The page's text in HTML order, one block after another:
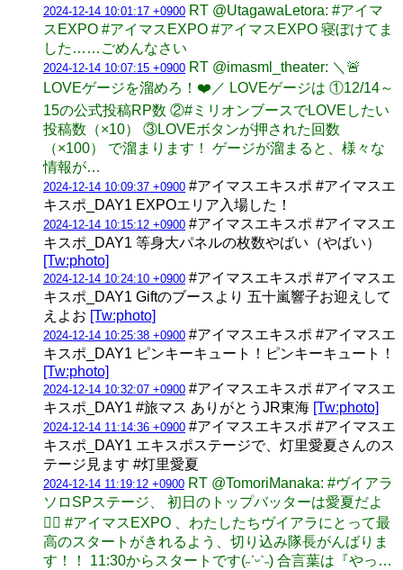
2024-12-14 10:01:17 +0900 RT @UtagawaLetora: #アイマ
スEXPO #アイマスEXPO #アイマスEXPO 寝ぼけてま
した……ごめんなさい
2024-12-14 10:07:15 +0900 RT @imasml_theater: ＼🚨
LOVEゲージを溜めろ！❤️／ LOVEゲージは ①12/14～
15の公式投稿RP数 ②#ミリオンブースでLOVEしたい
投稿数（×10） ③LOVEボタンが押された回数
（×100） で溜まります！ ゲージが溜まると、様々な
情報が…
2024-12-14 10:09:37 +0900 #アイマスエキスポ #アイマスエ
キスポ_DAY1 EXPOエリア入場した！
2024-12-14 10:15:12 +0900 #アイマスエキスポ #アイマスエ
キスポ_DAY1 等身大パネルの枚数やばい（やばい）
[Tw:photo]
2024-12-14 10:24:10 +0900 #アイマスエキスポ #アイマスエ
キスポ_DAY1 Giftのブースより 五十嵐響子お迎えして
えよお [Tw:photo]
2024-12-14 10:25:38 +0900 #アイマスエキスポ #アイマスエ
キスポ_DAY1 ピンキーキュート！ピンキーキュート！
[Tw:photo]
2024-12-14 10:32:07 +0900 #アイマスエキスポ #アイマスエ
キスポ_DAY1 #旅マス ありがとうJR東海 [Tw:photo]
2024-12-14 11:14:36 +0900 #アイマスエキスポ #アイマスエ
キスポ_DAY1 エキスポステージで、灯里愛夏さんのス
テージ見ます #灯里愛夏
2024-12-14 11:19:12 +0900 RT @TomoriManaka: #ヴイアラ
ソロSPステージ、 初日のトップバッターは愛夏だよ
❤️‍🔥 #アイマスEXPO 、わたしたちヴイアラにとって最
高のスタートがきれるよう、切り込み隊長がんばりま
す！！ 11:30からスタートです(˶ˊᵕˋ˵) 合言葉は『やっ…